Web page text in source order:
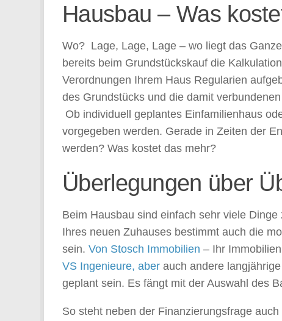
Hausbau – Was
Wo? Lage, Lage, Lage – wo liegt das
bereits beim Grundstückskauf die
Verordnungen Ihrem Haus Regularien
des Grundstücks und die damit
Ob individuell geplantes Einfamilienhaus
vorgegeben werden. Gerade in Zeiten der
werden? Was kostet das mehr?
Überlegungen über
Beim Hausbau sind einfach sehr viele
Ihres neuen Zuhauses bestimmt auch die
sein. Von Stosch Immobilien – Ihr
VS Ingenieure, aber auch andere
geplant sein. Es fängt mit der Auswahl des
So steht neben der Finanzierungsfrage